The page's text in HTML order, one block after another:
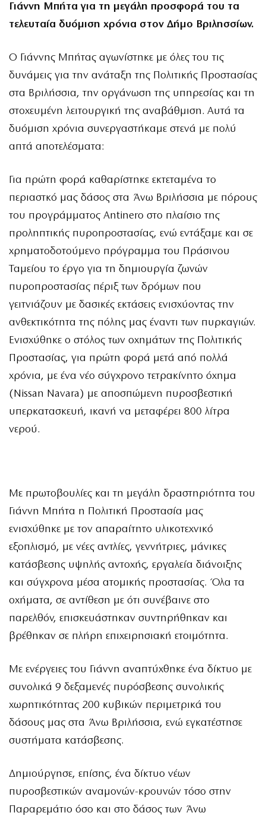
Γιάννη Μπήτα για τη μεγάλη προσφορά του τα
τελευταία δυόμιση χρόνια στον Δήμο Βριλησσίων.
Ο Γιάννης Μπήτας αγωνίστηκε με όλες του τις
δυνάμεις για την ανάταξη της Πολιτικής Προστασίας
στα Βριλήσσια, την οργάνωση της υπηρεσίας και τη
στοχευμένη λειτουργική της αναβάθμιση. Αυτά τα
δυόμιση χρόνια συνεργαστήκαμε στενά με πολύ
απτά αποτελέσματα:
Για πρώτη φορά καθαρίστηκε εκτεταμένα το
περιαστκό μας δάσος στα Άνω Βριλήσσια με πόρους
του προγράμματος Antinero στο πλαίσιο της
προληπτικής πυροπροστασίας, ενώ εντάξαμε και σε
χρηματοδοτούμενο πρόγραμμα του Πράσινου
Ταμείου το έργο για τη δημιουργία ζωνών
πυροπροστασίας πέριξ των δρόμων που
γειτνιάζουν με δασικές εκτάσεις ενισχύοντας την
ανθεκτικότητα της πόλης μας έναντι των πυρκαγιών.
Ενισχύθηκε ο στόλος των οχημάτων της Πολιτικής
Προστασίας, για πρώτη φορά μετά από πολλά
χρόνια, με ένα νέο σύγχρονο τετρακίνητο όχημα
(Nissan Navara) με αποσπώμενη πυροσβεστική
υπερκατασκευή, ικανή να μεταφέρει 800 λίτρα
νερού.
Με πρωτοβουλίες και τη μεγάλη δραστηριότητα του
Γιάννη Μπήτα η Πολιτική Προστασία μας
ενισχύθηκε με τον απαραίτητο υλικοτεχνικό
εξοπλισμό, με νέες αντλίες, γεννήτριες, μάνικες
κατάσβεσης υψηλής αντοχής, εργαλεία διάνοιξης
και σύγχρονα μέσα ατομικής προστασίας. Όλα τα
οχήματα, σε αντίθεση με ότι συνέβαινε στο
παρελθόν, επισκευάστηκαν συντηρήθηκαν και
βρέθηκαν σε πλήρη επιχειρησιακή ετοιμότητα.
Με ενέργειες του Γιάννη αναπτύχθηκε ένα δίκτυο με
συνολικά 9 δεξαμενές πυρόσβεσης συνολικής
χωρητικότητας 200 κυβικών περιμετρικά του
δάσους μας στα Άνω Βριλήσσια, ενώ εγκατέστησε
συστήματα κατάσβεσης.
Δημιούργησε, επίσης, ένα δίκτυο νέων
πυροσβεστικών αναμονών-κρουνών τόσο στην
Παραρεμάτιο όσο και στο δάσος των Άνω